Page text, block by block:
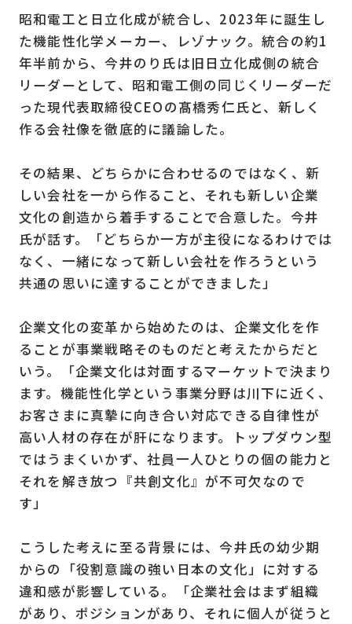
昭和電工と日立化成が統合し、2023年に誕生し
た機能性化学メーカー、レゾナック。統合の約1
年半前から、今井のり氏は旧日立化成側の統合
リーダーとして、昭和電工側の同じくリーダーだ
った現代表取締役CEOの髙橋秀仁氏と、新しく
作る会社像を徹底的に議論した。
その結果、どちらかに合わせるのではなく、新
しい会社を一から作ること、それも新しい企業
文化の創造から着手することで合意した。今井
氏が話す。「どちらか一方が主役になるわけでは
なく、一緒になって新しい会社を作ろうという
共通の思いに達することができました」
企業文化の変革から始めたのは、企業文化を作
ることが事業戦略そのものだと考えたからだと
いう。「企業文化は対面するマーケットで決まり
ます。機能性化学という事業分野は川下に近く、
お客さまに真摯に向き合い対応できる自律性が
高い人材の存在が肝になります。トップダウン型
ではうまくいかず、社員一人ひとりの個の能力と
それを解き放つ『共創文化』が不可欠なので
す」
こうした考えに至る背景には、今井氏の幼少期
からの「役割意識の強い日本の文化」に対する
違和感が影響している。「企業社会はまず組織
があり、ポジションがあり、それに個人が従うと